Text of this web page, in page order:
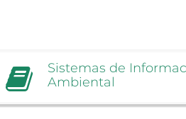
Sistemas de
Ambiental